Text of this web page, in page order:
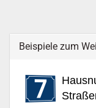
Beispiele zum